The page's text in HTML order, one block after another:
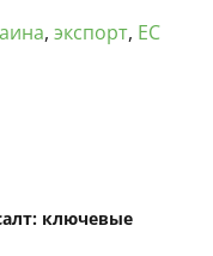
, экспорт, ЕС
ключевые